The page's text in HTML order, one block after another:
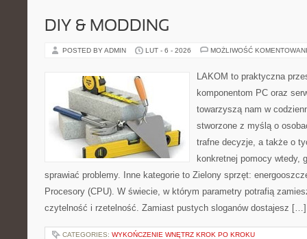
DIY & MODDING
POSTED BY ADMIN LUT - 6 - 2026 MOŻLIWOŚĆ
LAKOM to praktyczna
komponentom PC oraz
towarzyszą nam w
stworzone z myślą o
trafne decyzje, a także o
konkretnej pomocy wtedy,
sprawiać problemy. Inne kategorie to Zielony sprzęt:
Procesory (CPU). W świecie, w którym parametry potrafią
czytelność i rzetelność. Zamiast pustych sloganów dostajesz […]
CATEGORIES: WYKOŃCZENIE WNĘTRZ KROK PO KROKU